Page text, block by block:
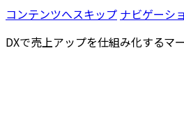
コンテンツへスキップ ナビゲーシ
DXで売上アップを仕組み化するマ